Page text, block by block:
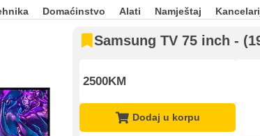
Domaćinstvo Alati Namještaj
Samsung TV 75 inch -
2500KM
Dodaj u korpu